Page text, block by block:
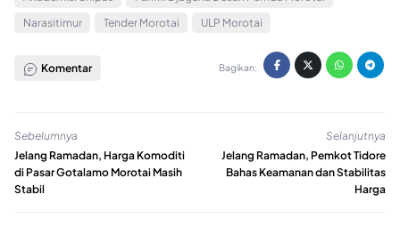
Narasitimur
Tender Morotai ULP Morotai
Komentar Bagikan:
Sebelumnya
Jelang Ramadan, Harga Komoditi
di Pasar Gotalamo Morotai Masih
Stabil
Selanjutnya
Jelang Ramadan, Pemkot Tidore
Bahas Keamanan dan Stabilitas
Harga